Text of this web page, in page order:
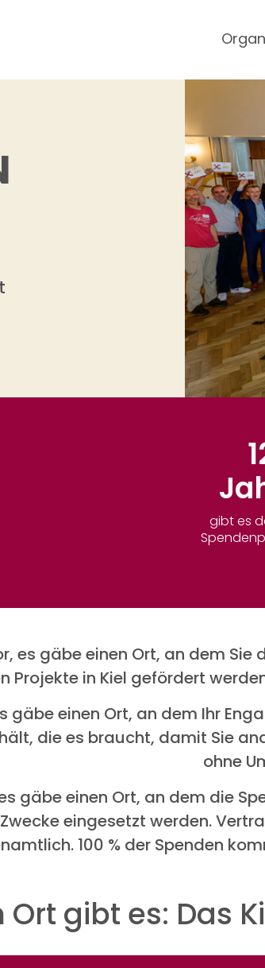
gibt es
es gäbe einen Ort, an dem
Projekte in Kiel gefördert
gäbe einen Ort, an dem Ihr
die es braucht, damit Sie
ohne
gäbe einen Ort, an dem die
eingesetzt werden.
100 % der Spenden
Ort gibt es: Das